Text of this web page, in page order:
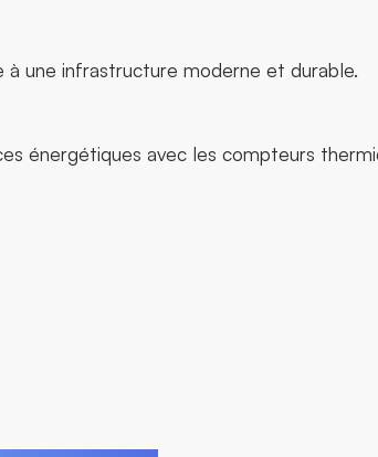
à une infrastructure moderne et durable.
énergétiques avec les compteurs